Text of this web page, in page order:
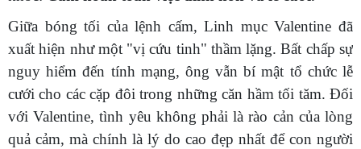
Giữa bóng tối của lệnh cấm, Linh mục Valentine đã
xuất hiện như một "vị cứu tinh" thầm lặng. Bất chấp sự
nguy hiểm đến tính mạng, ông vẫn bí mật tổ chức lễ
cưới cho các cặp đôi trong những căn hầm tối tăm. Đối
với Valentine, tình yêu không phải là rào cản của lòng
quả cảm, mà chính là lý do cao đẹp nhất để con người